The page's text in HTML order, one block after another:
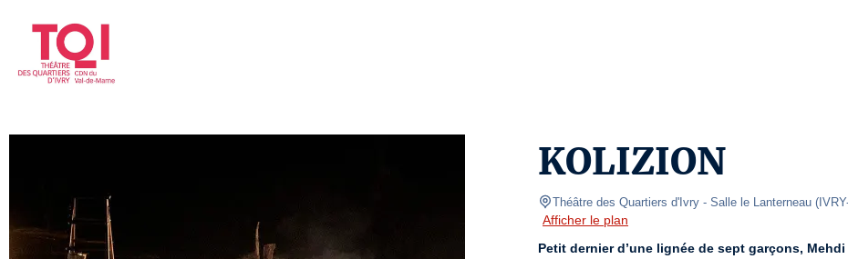
KOLIZION
Théâtre des Quartiers d'Ivry - Salle le Lanterneau (
Afficher le plan
Petit dernier d’une lignée de sept garçons,